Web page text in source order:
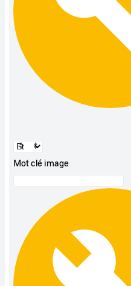
Mot clé image